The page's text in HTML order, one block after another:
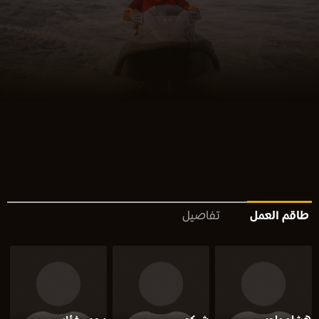
طاقم العمل تفاصيل